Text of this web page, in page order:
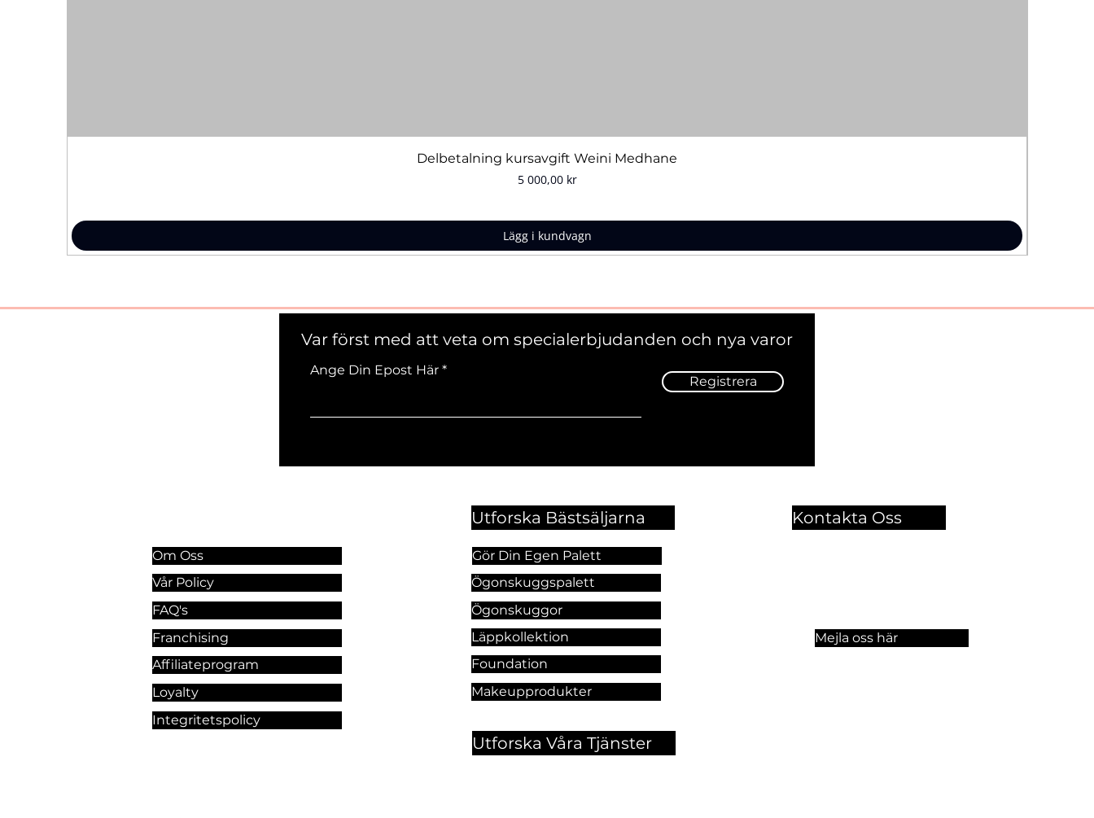
Snabbvisning
Delbetalning kursavgift Weini Medhane
Pris
5 000,00 kr
Lägg i kundvagn
Var först med att veta om specialerbjudanden och nya varor
Ange Din Epost Här
Registrera
Om Oss
Vår Policy
FAQ's
Franchising
Affiliateprogram
Loyalty
Integritetspolicy
Utforska Bästsäljarna
Gör Din Egen Palett
Ögonskuggspalett
Ögonskuggor
Läppkollektion
Foundation
Makeupprodukter
Kontakta Oss
Mejla oss här
Utforska Våra Tjänster